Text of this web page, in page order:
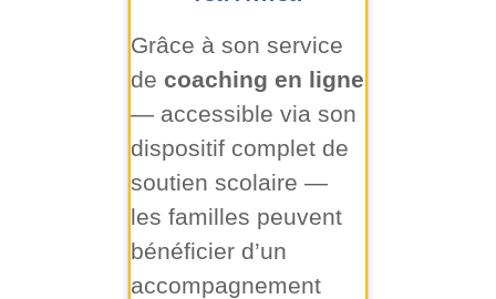
Grâce à son service
decoaching en ligne
— accessible via son
dispositif complet de
soutien scolaire —
les familles peuvent
bénéficier d’un
accompagnement